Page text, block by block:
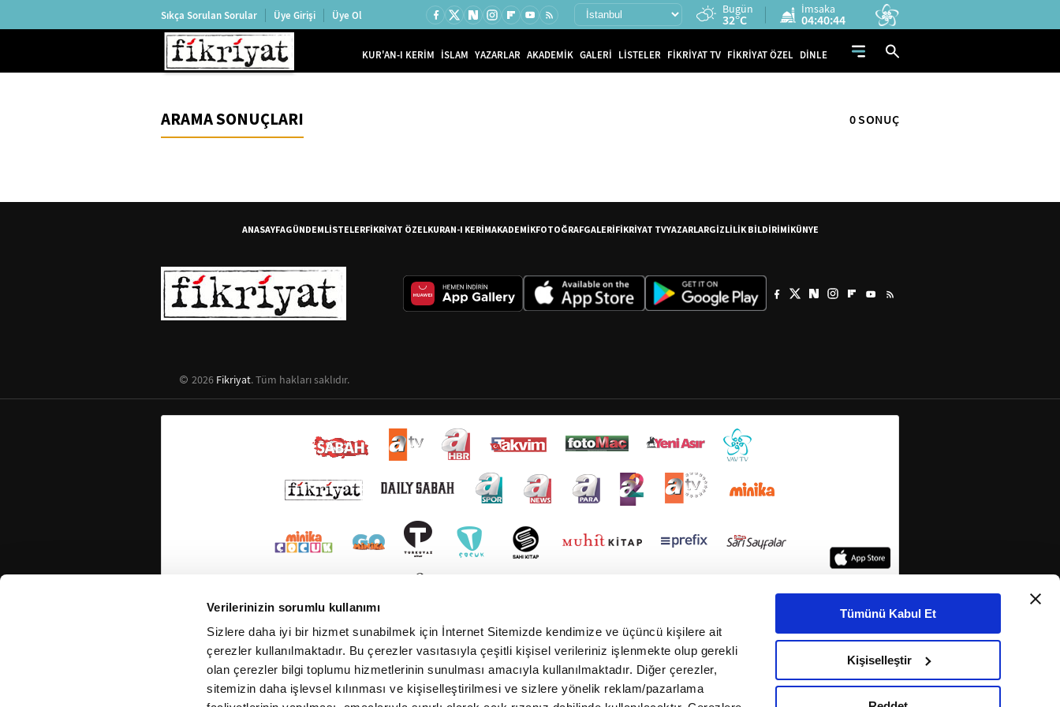
Verilerinizin sorumlu kullanımı
Sizlere daha iyi bir hizmet sunabilmek için İnternet Sitemizde kendimize ve üçüncü kişilere ait
çerezler kullanılmaktadır. Bu çerezler vasıtasıyla çeşitli kişisel verileriniz işlenmekte olup gerekli
olan çerezler bilgi toplumu hizmetlerinin sunulması amacıyla kullanılmaktadır. Diğer çerezler,
sitemizin daha işlevsel kılınması ve kişiselleştirilmesi ve sizlere yönelik reklam/pazarlama
Tümünü Kabul Et
Kişiselleştir
Sıkça Sorulan Sorular Üye Girişi Üye Ol Bugün
32°C
İmsaka
04:40:44
KUR'AN-I KERİM İSLAM YAZARLAR AKADEMİK GALERİ LİSTELER FİKRİYAT TV FİKRİYAT ÖZEL DİNLE
ARAMA SONUÇLARI 0 SONUÇ
ANASAYFAGÜNDEMLİSTELERFİKRİYAT ÖZELKURAN-I KERİMAKADEMİKFOTOĞRAFGALERİFİKRİYAT TVYAZARLARGİZLİLİK BİLDİRİMİKÜNYE
2026 Fikriyat. Tüm hakları saklıdır.